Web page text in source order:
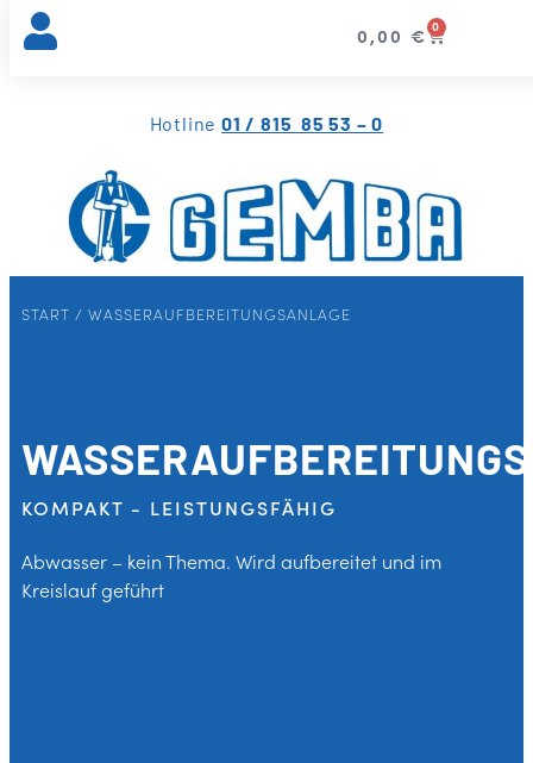
Hotline01 / 815 85 53 – 0
0,00€ 0
START / WASSERAUFBEREITUNGSANLAGE
KOMPAKT - LEISTUNGSFÄHIG
Abwasser – kein Thema. Wird aufbereitet und im
Kreislauf geführt